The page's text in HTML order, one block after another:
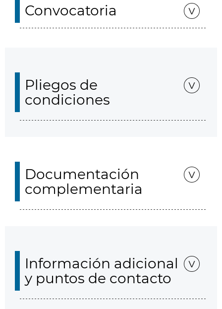
Convocatoria
Pliegos de
condiciones
Documentación
complementaria
Información adicional
y puntos de contacto